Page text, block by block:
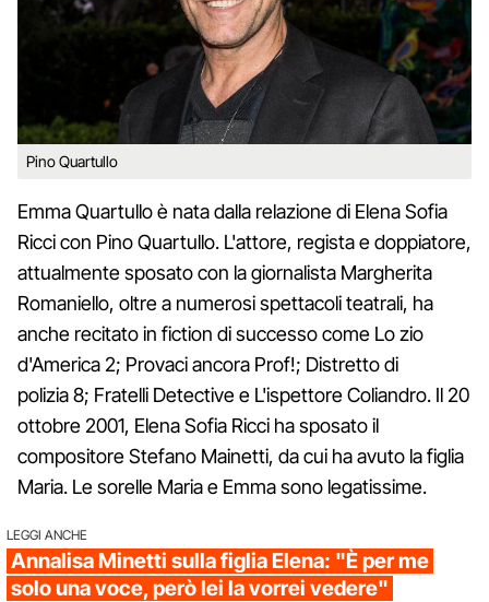
Pino Quartullo
Emma Quartullo è nata dalla relazione di Elena Sofia
Ricci con Pino Quartullo. L'attore, regista e doppiatore,
attualmente sposato con la giornalista Margherita
Romaniello, oltre a numerosi spettacoli teatrali, ha
anche recitato in fiction di successo come Lo zio
d'America 2; Provaci ancora Prof!; Distretto di
polizia 8; Fratelli Detective e L'ispettore Coliandro. Il 20
ottobre 2001, Elena Sofia Ricci ha sposato il
compositore Stefano Mainetti, da cui ha avuto la figlia
Maria. Le sorelle Maria e Emma sono legatissime.
LEGGI ANCHE
Annalisa Minetti sulla figlia Elena: "È per me
solo una voce, però lei la vorrei vedere"